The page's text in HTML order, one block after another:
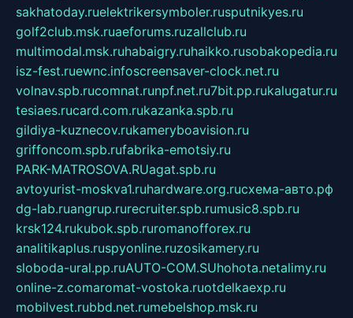
sakhatoday.ruelektrikersymboler.rusputnikyes.ru
golf2club.msk.ruaeforums.ruzallclub.ru
multimodal.msk.ruhabaigry.ruhaikko.rusobakopedia.ru
isz-fest.ruewnc.infoscreensaver-clock.net.ru
volnav.spb.rucomnat.runpf.net.ru7bit.pp.rukalugatur.ru
tesiaes.rucard.com.rukazanka.spb.ru
gildiya-kuznecov.rukameryboavision.ru
griffoncom.spb.rufabrika-emotsiy.ru
PARK-MATROSOVA.RUagat.spb.ru
avtoyurist-moskva1.ruhardware.org.ruсхема-авто.рф
dg-lab.ruangrup.rurecruiter.spb.rumusic8.spb.ru
krsk124.rukubok.spb.ruromanofforex.ru
analitikaplus.ruspyonline.ruzosikamery.ru
sloboda-ural.pp.ruAUTO-COM.SUhohota.netalimy.ru
online-z.comaromat-vostoka.ruotdelkaexp.ru
mobilvest.rubbd.net.rumebelshop.msk.ru